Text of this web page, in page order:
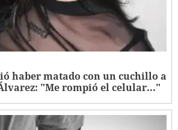
haber matado con un cuchillo a
"Me rompió el celular..."